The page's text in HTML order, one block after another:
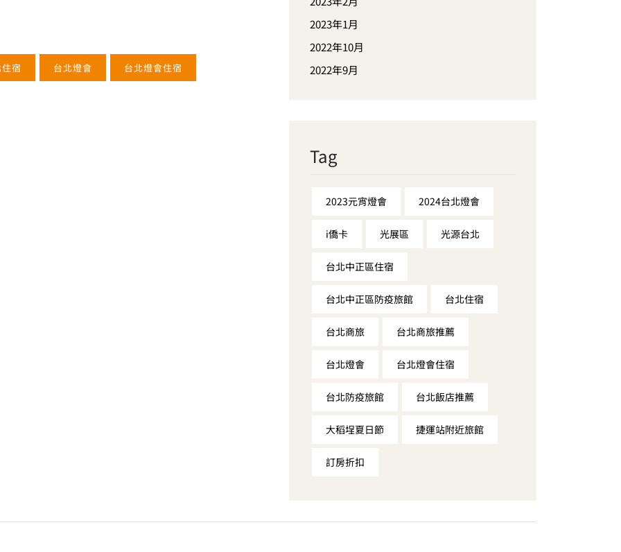
宿 台北燈會 台北燈會住宿
2023年1月
2022年10月
2022年9月
Tag
2023元宵燈會 2024台北燈會
i僑卡 光展區 光源台北
台北中正區住宿
台北中正區防疫旅館 台北住宿
台北商旅 台北商旅推薦
台北燈會 台北燈會住宿
台北防疫旅館 台北飯店推薦
大稻埕夏日節 捷運站附近旅館
訂房折扣